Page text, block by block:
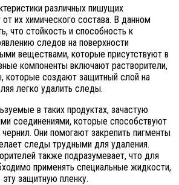
различных пишущих
от их химического состава. В данном
что стойкость и способность к
следов на поверхности
веществами, которые присутствуют в
компоненты включают растворители,
которые создают защитный слой на
легко удалить следы.
в таких продуктах, зачастую
соединениями, которые способствуют
Они помогают закрепить пигменты
следы трудными для удаления.
также подразумевает, что для
применять специальные жидкости,
защитную пленку.